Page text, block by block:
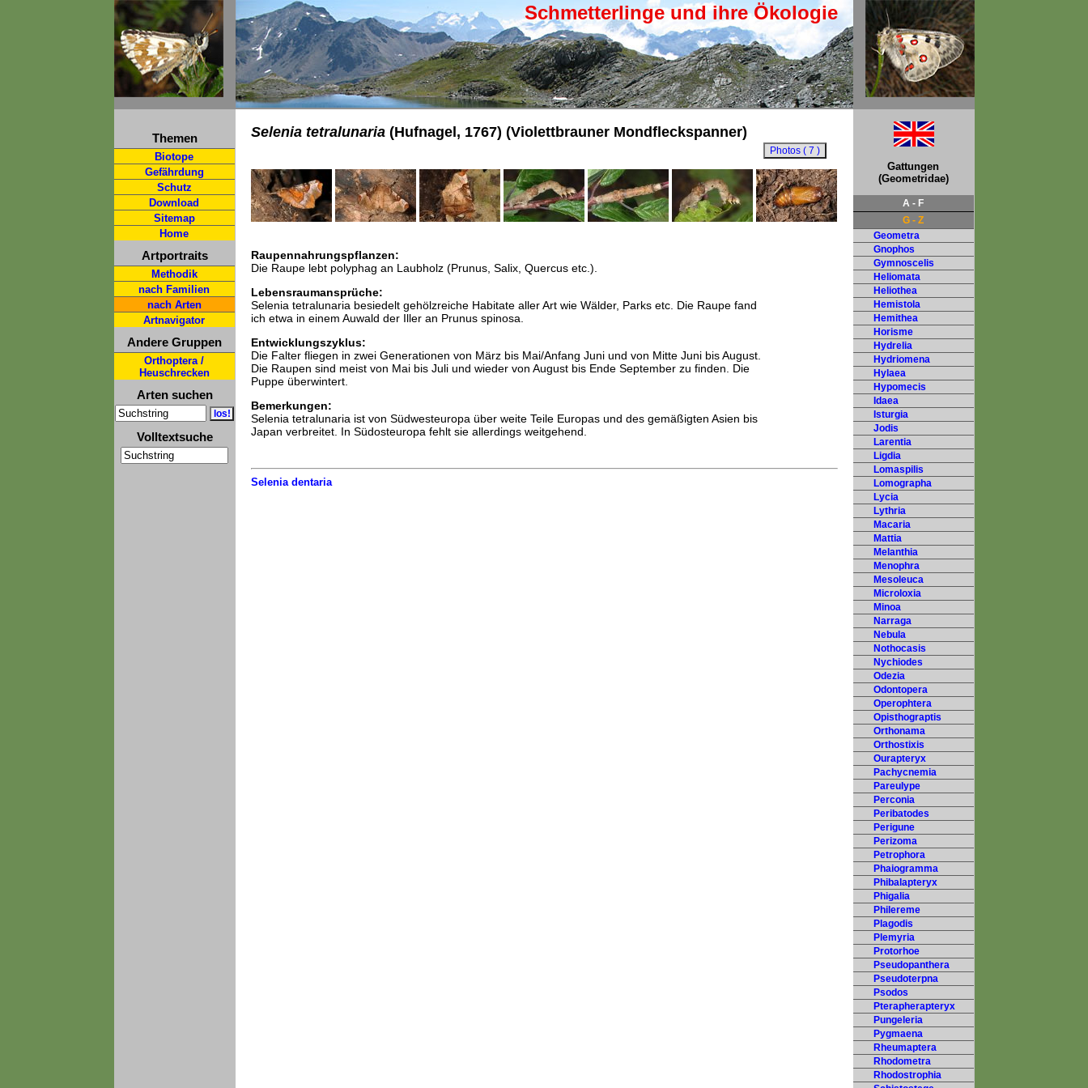
Schmetterlinge und ihre Ökologie
Themen
Biotope
Gefährdung
Schutz
Download
Sitemap
Home
Artportraits
Methodik
nach Familien
nach Arten
Artnavigator
Andere Gruppen
Orthoptera /
Heuschrecken
Arten suchen
Volltextsuche
Selenia tetralunaria(Hufnagel, 1767) (Violettbrauner Mondfleckspanner)
Raupennahrungspflanzen:
Die Raupe lebt polyphag an Laubholz (Prunus, Salix, Quercus etc.).
Lebensraumansprüche:
Selenia tetralunaria besiedelt gehölzreiche Habitate aller Art wie Wälder, Parks etc. Die Raupe fand
ich etwa in einem Auwald der Iller an Prunus spinosa.
Entwicklungszyklus:
Die Falter fliegen in zwei Generationen von März bis Mai/Anfang Juni und von Mitte Juni bis August.
Die Raupen sind meist von Mai bis Juli und wieder von August bis Ende September zu finden. Die
Puppe überwintert.
Bemerkungen:
Selenia tetralunaria ist von Südwesteuropa über weite Teile Europas und des gemäßigten Asien bis
Japan verbreitet. In Südosteuropa fehlt sie allerdings weitgehend.
Selenia dentaria
Gattungen
(Geometridae)
A - F
G - Z
Geometra
Gnophos
Gymnoscelis
Heliomata
Heliothea
Hemistola
Hemithea
Horisme
Hydrelia
Hydriomena
Hylaea
Hypomecis
Idaea
Isturgia
Jodis
Larentia
Ligdia
Lomaspilis
Lomographa
Lycia
Lythria
Macaria
Mattia
Melanthia
Menophra
Mesoleuca
Microloxia
Minoa
Narraga
Nebula
Nothocasis
Nychiodes
Odezia
Odontopera
Operophtera
Opisthograptis
Orthonama
Orthostixis
Ourapteryx
Pachycnemia
Pareulype
Perconia
Peribatodes
Perigune
Perizoma
Petrophora
Phaiogramma
Phibalapteryx
Phigalia
Philereme
Plagodis
Plemyria
Protorhoe
Pseudopanthera
Pseudoterpna
Psodos
Pterapherapteryx
Pungeleria
Pygmaena
Rheumaptera
Rhodometra
Rhodostrophia